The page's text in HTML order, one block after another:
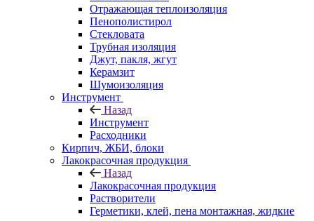
Отражающая теплоизоляция
Пенополистирол
Стекловата
Трубная изоляция
Джут, пакля, жгут
Керамзит
Шумоизоляция
Инструмент
Назад
Инструмент
Расходники
Кирпич, ЖБИ, блоки
Лакокрасочная продукция
Назад
Лакокрасочная продукция
Растворители
Герметики, клей, пена монтажная, жидкие